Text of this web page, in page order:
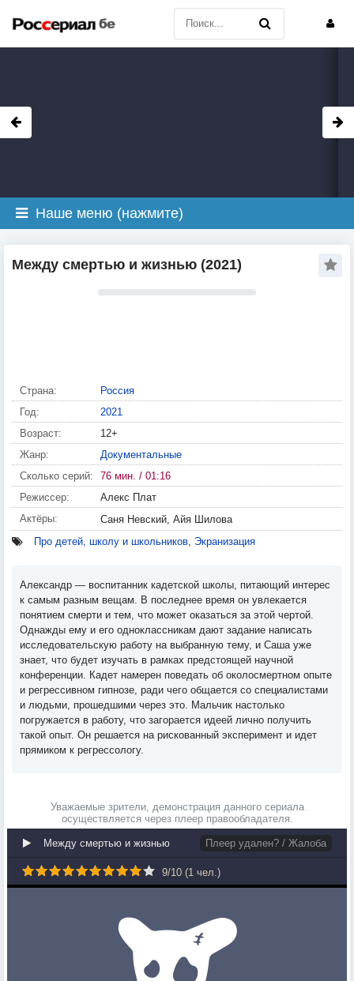
Наше меню (нажмите)
Между смертью и жизнью (2021)
Страна:
Россия
Год:
2021
Возраст:
12+
Жанр:
Документальные
Сколько серий:
76 мин. / 01:16
Режиссер:
Алекс Плат
Актёры:
Саня Невский, Айя Шилова
Про детей, школу и школьников, Экранизация
Александр — воспитанник кадетской школы, питающий интерес
к самым разным вещам. В последнее время он увлекается
понятием смерти и тем, что может оказаться за этой чертой.
Однажды ему и его одноклассникам дают задание написать
исследовательскую работу на выбранную тему, и Саша уже
знает, что будет изучать в рамках предстоящей научной
конференции. Кадет намерен поведать об околосмертном опыте
и регрессивном гипнозе, ради чего общается со специалистами
и людьми, прошедшими через это. Мальчик настолько
погружается в работу, что загорается идеей лично получить
такой опыт. Он решается на рискованный эксперимент и идет
прямиком к регрессологу.
Уважаемые зрители, демонстрация данного сериала
осуществляется через плеер правообладателя.
Между смертью и жизнью Плеер удален? / Жалоба
9/10 (1 чел.)